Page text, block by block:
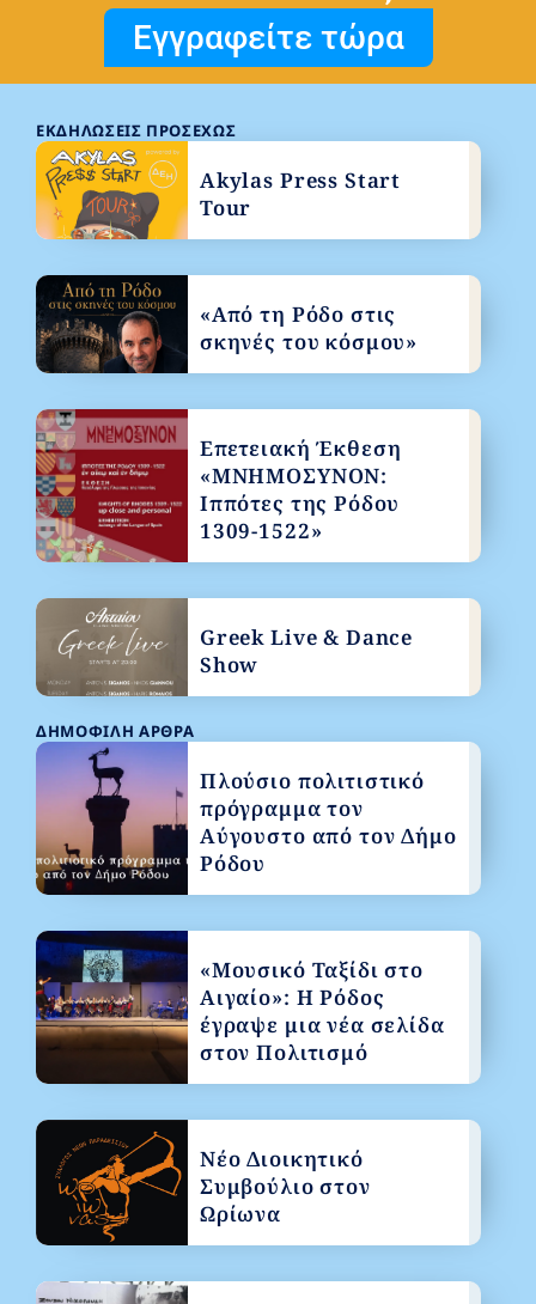
Εγγραφείτε τώρα
ΔΗΜΟΦΙΛΉ ΆΡΘΡΑ
Πλούσιο πολιτιστικό
πρόγραμμα τον
Αύγουστο από τον Δήμο
Ρόδου
«Μουσικό Ταξίδι στο
Αιγαίο»: Η Ρόδος
έγραψε μια νέα σελίδα
στον Πολιτισμό
Νέο Διοικητικό
Συμβούλιο στον
Ωρίωνα
ΕΚΔΗΛΏΣΕΙΣ ΠΡΟΣΕΧΏΣ
Akylas Press Start
Tour
«Από τη Ρόδο στις
σκηνές του κόσμου»
Επετειακή Έκθεση
«ΜΝΗΜΟΣΥΝΟΝ:
Ιππότες της Ρόδου
1309-1522»
Greek Live & Dance
Show